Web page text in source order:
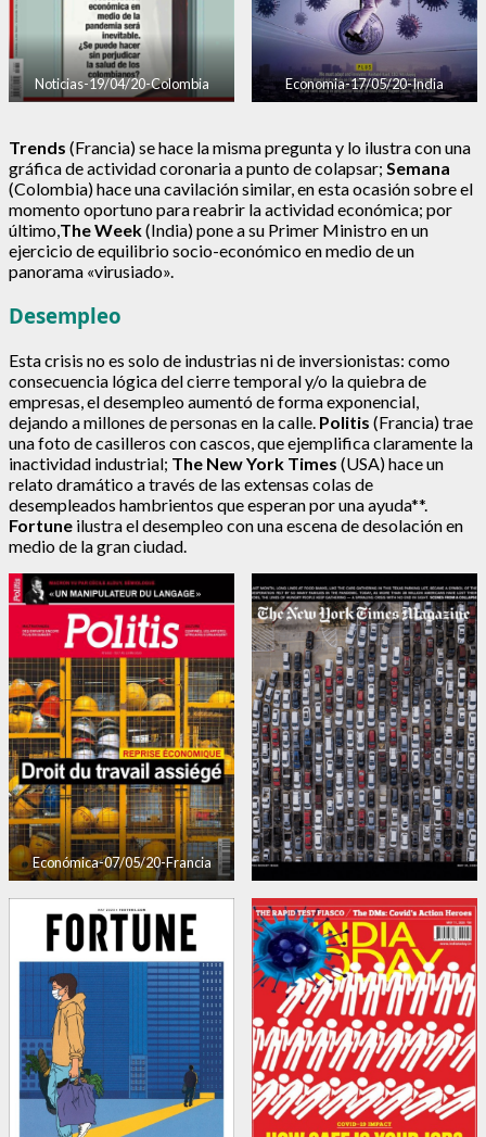
Noticias-19/04/20-Colombia Economia-17/05/20-India
Trends (Francia) se hace la misma pregunta y lo ilustra con una
gráfica de actividad coronaria a punto de colapsar; Semana
(Colombia) hace una cavilación similar, en esta ocasión sobre el
momento oportuno para reabrir la actividad económica; por
último,The Week(India) pone a su Primer Ministro en un
ejercicio de equilibrio socio-económico en medio de un
panorama «virusiado».
Desempleo
Esta crisis no es solo de industrias ni de inversionistas: como
consecuencia lógica del cierre temporal y/o la quiebra de
empresas, el desempleo aumentó de forma exponencial,
dejando a millones de personas en la calle. Politis (Francia) trae
una foto de casilleros con cascos, que ejemplifica claramente la
inactividad industrial; The New York Times (USA) hace un
relato dramático a través de las extensas colas de
desempleados hambrientos que esperan por una ayuda**.
Fortune ilustra el desempleo con una escena de desolación en
medio de la gran ciudad.
Económica-07/05/20-Francia